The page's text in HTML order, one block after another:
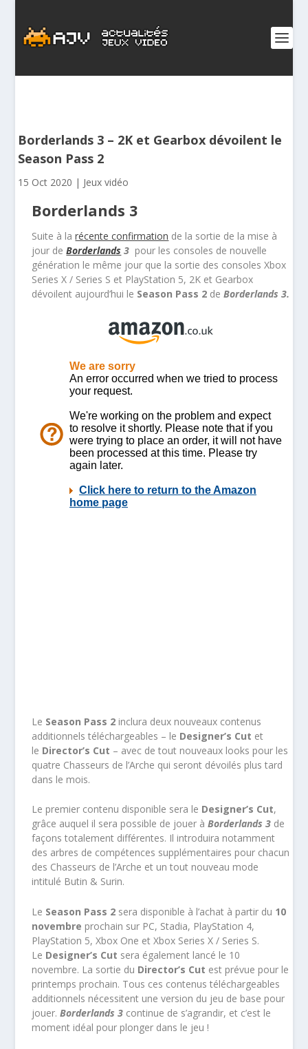
Borderlands 3 – 2K et Gearbox dévoilent le
Season Pass 2
15 Oct 2020 | Jeux vidéo
Borderlands 3
Suite à larécente confirmation de la sortie de la mise à
jour deBorderlands 3 pour les consoles de nouvelle
génération le même jour que la sortie des consoles Xbox
Series X / Series S et PlayStation 5, 2K et Gearbox
dévoilent aujourd’hui le Season Pass 2 deBorderlands 3.
Le Season Pass 2 inclura deux nouveaux contenus
additionnels téléchargeables – le Designer’s Cut et
le Director’s Cut – avec de tout nouveaux looks pour les
quatre Chasseurs de l’Arche qui seront dévoilés plus tard
dans le mois.
Le premier contenu disponible sera le Designer’s Cut,
grâce auquel il sera possible de jouer àBorderlands 3 de
façons totalement différentes. Il introduira notamment
des arbres de compétences supplémentaires pour chacun
des Chasseurs de l’Arche et un tout nouveau mode
intitulé Butin & Surin.
Le Season Pass 2 sera disponible à l’achat à partir du 10
novembre prochain sur PC, Stadia, PlayStation 4,
PlayStation 5, Xbox One et Xbox Series X / Series S.
Le Designer’s Cut sera également lancé le 10
novembre. La sortie du Director’s Cut est prévue pour le
printemps prochain. Tous ces contenus téléchargeables
additionnels nécessitent une version du jeu de base pour
jouer.Borderlands 3 continue de s’agrandir, et c’est le
moment idéal pour plonger dans le jeu !